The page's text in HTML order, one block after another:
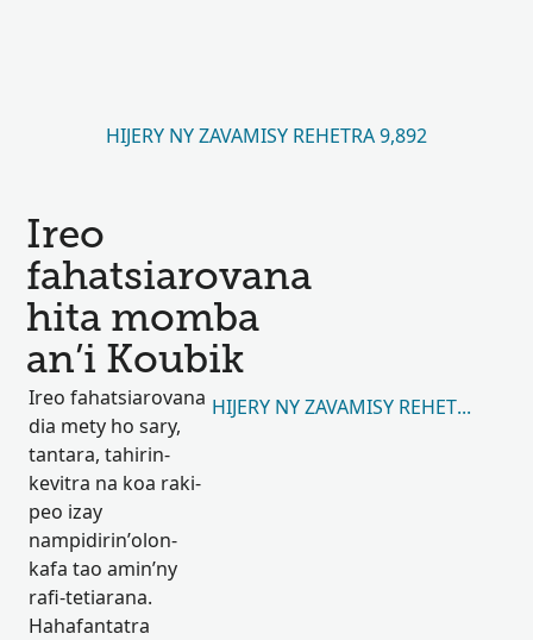
HIJERY NY ZAVAMISY REHETRA 9,892
Ireo
fahatsiarovana
hita momba
an’i Koubik
Ireo fahatsiarovana
dia mety ho sary,
tantara, tahirin-
kevitra na koa raki-
peo izay
nampidirin’olon-
kafa tao amin’ny
rafi-tetiarana.
Hahafantatra
HIJERY NY ZAVAMISY REHETRA 8